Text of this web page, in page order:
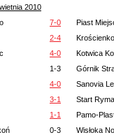
2010
7-0
Piast
2-4
4-0
Kotwica
1-3
Górnik
4-0
Sanovia
3-1
Start
1-1
Pamo-
0-3 Wisłoka